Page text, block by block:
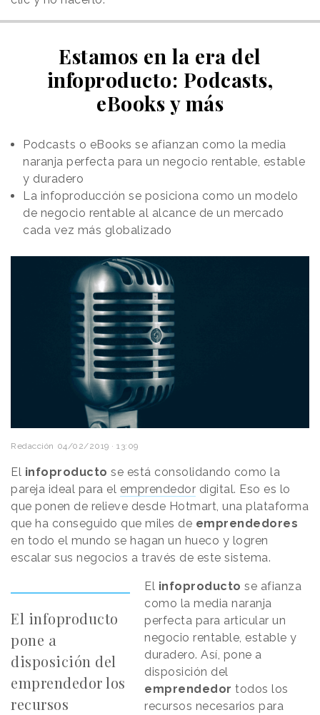
Estamos en la era del
infoproducto: Podcasts,
eBooks y más
Podcasts o eBooks se afianzan como la media
naranja perfecta para un negocio rentable, estable
y duradero
La infoproducción se posiciona como un modelo
de negocio rentable al alcance de un mercado
cada vez más globalizado
Redacción 04/02/2019 · 13:09
El infoproducto se está consolidando como la
pareja ideal para el emprendedor digital. Eso es lo
que ponen de relieve desde Hotmart, una plataforma
que ha conseguido que miles de emprendedores
en todo el mundo se hagan un hueco y logren
escalar sus negocios a través de este sistema.
El infoproducto
pone a
disposición del
emprendedor los
recursos
El infoproducto se afianza
como la media naranja
perfecta para articular un
negocio rentable, estable y
duradero. Así, pone a
disposición del
emprendedor todos los
recursos necesarios para